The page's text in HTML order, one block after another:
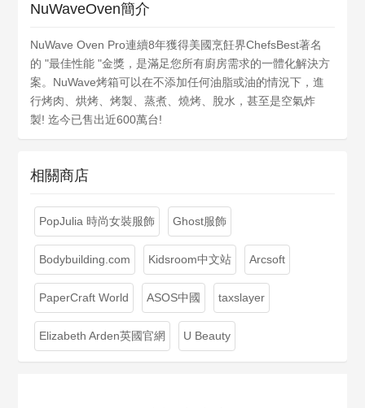
NuWaveOven簡介
NuWave Oven Pro連續8年獲得美國烹飪界ChefsBest著名
的 "最佳性能 "金獎，是滿足您所有廚房需求的一體化解決方
案。NuWave烤箱可以在不添加任何油脂或油的情況下，進
行烤肉、烘烤、烤製、蒸煮、燒烤、脫水，甚至是空氣炸
製! 迄今已售出近600萬台!
相關商店
PopJulia 時尚女裝服飾 Ghost服飾
Bodybuilding.com Kidsroom中文站 Arcsoft
PaperCraft World ASOS中國 taxslayer
Elizabeth Arden英國官網 U Beauty